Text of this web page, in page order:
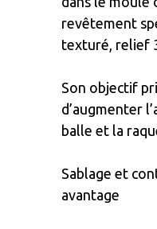
revêtement
texturé, relief
Son objectif
d’augmenter
balle et la
Sablage et
avantage